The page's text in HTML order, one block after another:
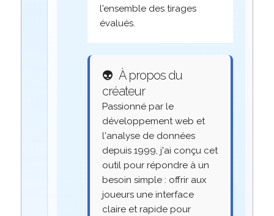
l'ensemble des tirages
évalués.
👽 À propos du
créateur
Passionné par le
développement web et
l'analyse de données
depuis 1999, j'ai conçu cet
outil pour répondre à un
besoin simple : offrir aux
joueurs une interface
claire et rapide pour